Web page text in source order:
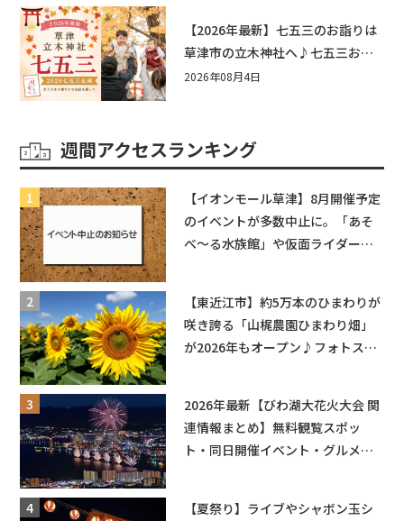
【2026年最新】七五三のお詣りは
草津市の立木神社へ♪七五三お祝
い企画をご紹介！
2026年08月4日
週間アクセスランキング
【イオンモール草津】8月開催予定
のイベントが多数中止に。「あそ
べ〜る水族館」や仮面ライダーシ
【東近江市】約5万本のひまわりが
咲き誇る「山梶農園ひまわり畑」
が2026年もオープン♪フォトスポ
2026年最新【びわ湖大花火大会 関
連情報まとめ】無料観覧スポッ
ト・同日開催イベント・グルメマ
【夏祭り】ライブやシャボン玉シ